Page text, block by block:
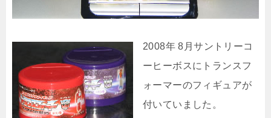
2008年 8月サントリーコ
ーヒーボスにトランスフ
ォーマーのフィギュアが
付いていました。